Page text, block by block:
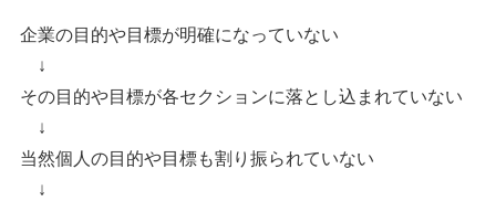
企業の目的や目標が明確になっていない
↓
その目的や目標が各セクションに落とし込まれていない
↓
当然個人の目的や目標も割り振られていない
↓